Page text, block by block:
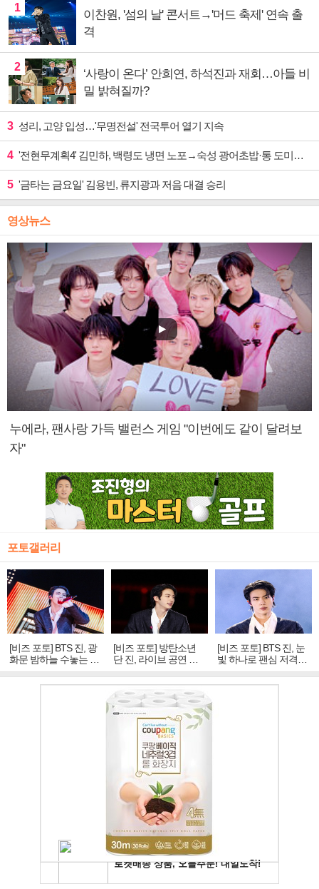
1
이찬원, '섬의 날' 콘서트→'머드 축제' 연속 출
격
2
‘사랑이 온다’ 안희연, 하석진과 재회…아들 비
밀 밝혀질까?
3 성리, 고양 입성…'무명전설' 전국투어 열기 지속
4 '전현무계획4' 김민하, 백령도 냉면 노포→숙성 광어초밥·통 도미찜 맛집 탐방
5 '금타는 금요일' 김용빈, 류지광과 저음 대결 승리
영상뉴스
누에라, 팬사랑 가득 밸런스 게임 "이번에도 같이 달려보
자"
포토갤러리
[비즈 포토] BTS 진, 광
화문 밤하늘 수놓는 '비
주얼 킹'의 열창
[비즈 포토] 방탄소년
단 진, 라이브 공연 중
빛나는 독보적 아우라
[비즈 포토] BTS 진, 눈
빛 하나로 팬심 저격…
독보적 카리스마